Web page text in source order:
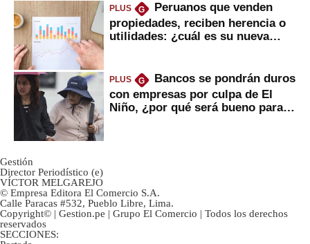
PLUS G
Peruanos que venden
propiedades, reciben herencia o
utilidades: ¿cuál es su nueva
PLUS G
Bancos se pondrán duros
con empresas por culpa de El
Niño, ¿por qué será bueno para
Gestión
Director Periodístico (e)
VÍCTOR MELGAREJO
© Empresa Editora El Comercio S.A.
Calle Paracas #532, Pueblo Libre, Lima.
Copyright© | Gestion.pe | Grupo El Comercio | Todos los derechos
reservados
SECCIONES: